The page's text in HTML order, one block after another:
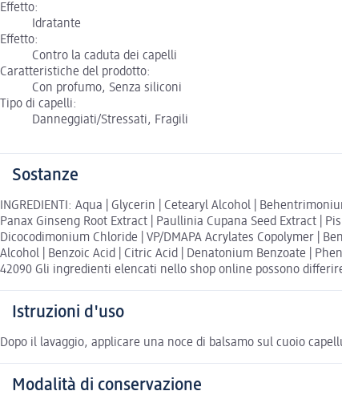
Effetto:
Idratante
Effetto:
Contro la caduta dei capelli
Caratteristiche del prodotto:
Con profumo, Senza siliconi
Tipo di capelli:
Danneggiati/Stressati, Fragili
Sostanze
INGREDIENTI: Aqua | Glycerin | Cetearyl Alcohol |
Panax Ginseng Root Extract | Paullinia Cupana Seed Extract |
Dicocodimonium Chloride | VP/DMAPA Acrylates Copolymer |
Alcohol | Benzoic Acid | Citric Acid | Denatonium Benzoate |
42090 Gli ingredienti elencati nello shop online possono
Istruzioni d'uso
Dopo il lavaggio, applicare una noce di balsamo sul cuoio
Modalità di conservazione